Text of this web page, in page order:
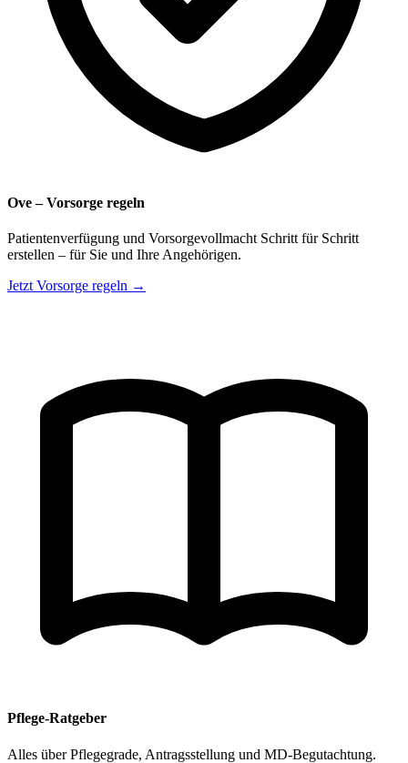
Ove – Vorsorge regeln
Patientenverfügung und Vorsorgevollmacht Schritt für Schritt
erstellen – für Sie und Ihre Angehörigen.
Jetzt Vorsorge regeln →
Pflege-Ratgeber
Alles über Pflegegrade, Antragsstellung und MD-Begutachtung.